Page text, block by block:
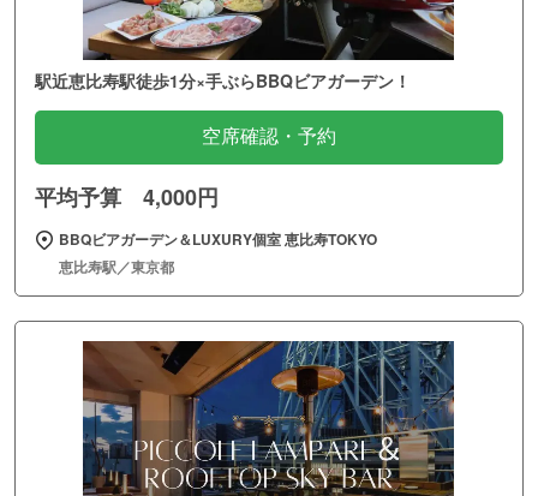
駅近恵比寿駅徒歩1分×手ぶらBBQビアガーデン！
空席確認・予約
平均予算 4,000円
BBQビアガーデン＆LUXURY個室 恵比寿TOKYO
恵比寿駅／東京都